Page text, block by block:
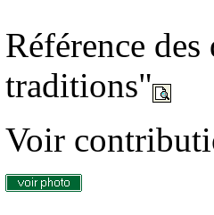
Référence
traditions"
Voir